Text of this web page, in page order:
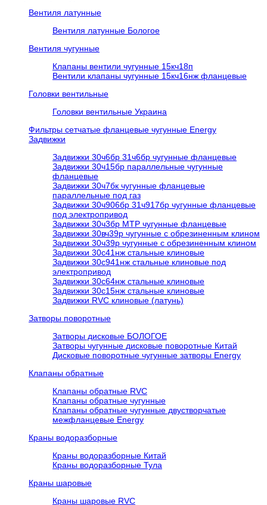
Вентиля латунные
Вентиля латунные Бологое
Вентиля чугунные
Клапаны вентили чугунные 15кч18п
Вентили клапаны чугунные 15кч16нж фланцевые
Головки вентильные
Головки вентильные Украина
Фильтры сетчатые фланцевые чугунные Energy
Задвижки
Задвижки 30ч6бр 31ч6бр чугунные фланцевые
Задвижки 30ч15бр параллельные чугунные
фланцевые
Задвижки 30ч7бк чугунные фланцевые
параллельные под газ
Задвижки 30ч906бр 31ч917бр чугунные фланцевые
под электропривод
Задвижки 30ч3бр МТР чугунные фланцевые
Задвижки 30вч39р чугунные с обрезиненным клином
Задвижки 30ч39р чугунные с обрезиненным клином
Задвижки 30с41нж стальные клиновые
Задвижки 30с941нж стальные клиновые под
электропривод
Задвижки 30с64нж стальные клиновые
Задвижки 30с15нж стальные клиновые
Задвижки RVC клиновые (латунь)
Затворы поворотные
Затворы дисковые БОЛОГОЕ
Затворы чугунные дисковые поворотные Китай
Дисковые поворотные чугунные затворы Energy
Клапаны обратные
Клапаны обратные RVC
Клапаны обратные чугунные
Клапаны обратные чугунные двустворчатые
межфланцевые Energy
Краны водоразборные
Краны водоразборные Китай
Краны водоразборные Тула
Краны шаровые
Краны шаровые RVC